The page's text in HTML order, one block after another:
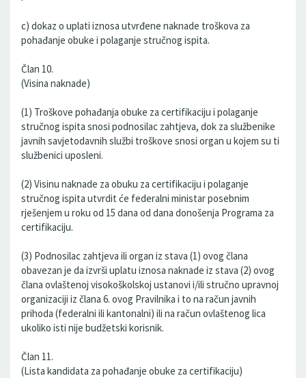
c) dokaz o uplati iznosa utvrđene naknade troškova za
pohađanje obuke i polaganje stručnog ispita.
Član 10.
(Visina naknade)
(1) Troškove pohađanja obuke za certifikaciju i polaganje
stručnog ispita snosi podnosilac zahtjeva, dok za službenike
javnih savjetodavnih službi troškove snosi organ u kojem su ti
službenici uposleni.
(2) Visinu naknade za obuku za certifikaciju i polaganje
stručnog ispita utvrdit će federalni ministar posebnim
rješenjem u roku od 15 dana od dana donošenja Programa za
certifikaciju.
(3) Podnosilac zahtjeva ili organ iz stava (1) ovog člana
obavezan je da izvrši uplatu iznosa naknade iz stava (2) ovog
člana ovlaštenoj visokoškolskoj ustanovi i/ili stručno upravnoj
organizaciji iz člana 6. ovog Pravilnika i to na račun javnih
prihoda (federalni ili kantonalni) ili na račun ovlaštenog lica
ukoliko isti nije budžetski korisnik.
Član 11.
(Lista kandidata za pohađanje obuke za certifikaciju)